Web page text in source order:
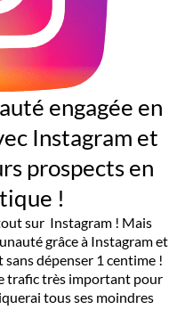
engagée en
Instagram et
prospects en
!
sur Instagram ! Mais
grâce à Instagram et
dépenser 1 centime !
trafic très important pour
tous ses moindres